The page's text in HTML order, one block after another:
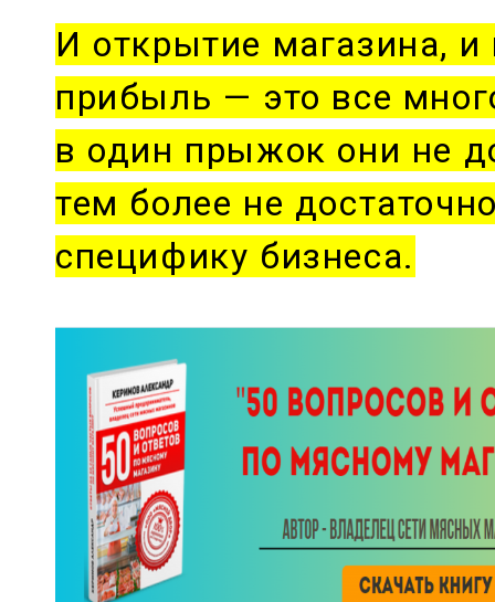
И открытие магазина,
прибыль — это все
в один прыжок они не
тем более не
специфику бизнеса.